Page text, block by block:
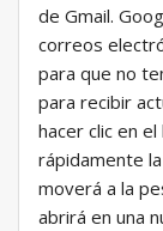
de Gmail.
correos
para que no
para recibir
hacer clic en
rápidamente
moverá a la
abrirá en una